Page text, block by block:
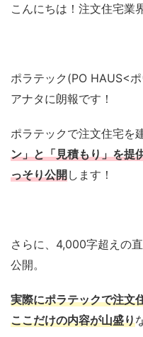
こんにちは！注文住宅業
ポラテック(PO HAUS<
アナタに朗報です！
ポラテックで注文住宅を
ン」と「見積もり」を提
っそり公開します！
さらに、4,000字超えの
公開。
実際にポラテックで注文
ここだけの内容が山盛り